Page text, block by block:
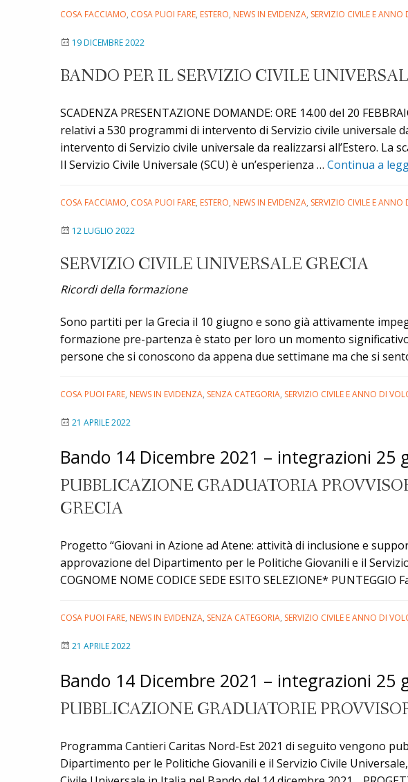
progetti
–
15
Dicembre
2022
COSA FACCIAMO, COSA PUOI FARE, ESTERO, NEWS IN EVIDENZA, SERVIZIO CIVILE E
19 DICEMBRE 2022
BANDO PER IL SERVIZIO CIVILE
SCADENZA PRESENTAZIONE DOMANDE: ORE 14.00 del 20
relativi a 530 programmi di intervento di Servizio civile
intervento di Servizio civile universale da realizzarsi all’Estero. La
Il Servizio Civile Universale (SCU) è un’esperienza … Continua a
COSA FACCIAMO, COSA PUOI FARE, ESTERO, NEWS IN EVIDENZA, SERVIZIO CIVILE E
12 LUGLIO 2022
SERVIZIO CIVILE UNIVERSALE GRECIA
Ricordi della formazione
Sono partiti per la Grecia il 10 giugno e sono già attivamente
formazione pre-partenza è stato per loro un momento
persone che si conoscono da appena due settimane ma che si
COSA PUOI FARE, NEWS IN EVIDENZA, SENZA CATEGORIA, SERVIZIO CIVILE E ANNO DI
21 APRILE 2022
Bando 14 Dicembre 2021 – integrazioni 25
PUBBLICAZIONE GRADUATORIA
GRECIA
Progetto “Giovani in Azione ad Atene: attività di inclusione e
approvazione del Dipartimento per le Politiche Giovanili e il
COGNOME NOME CODICE SEDE ESITO SELEZIONE*
COSA PUOI FARE, NEWS IN EVIDENZA, SENZA CATEGORIA, SERVIZIO CIVILE E ANNO DI
21 APRILE 2022
Bando 14 Dicembre 2021 – integrazioni 25
PUBBLICAZIONE GRADUATORIE
Programma Cantieri Caritas Nord-Est 2021 di seguito vengono
Dipartimento per le Politiche Giovanili e il Servizio Civile